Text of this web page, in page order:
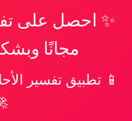
✨ احصل على
مجانًا